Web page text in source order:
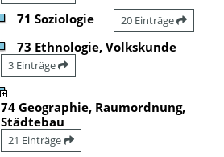
71 Soziologie 20 Einträge
73 Ethnologie, Volkskunde
3 Einträge
74 Geographie, Raumordnung,
Städtebau
21 Einträge